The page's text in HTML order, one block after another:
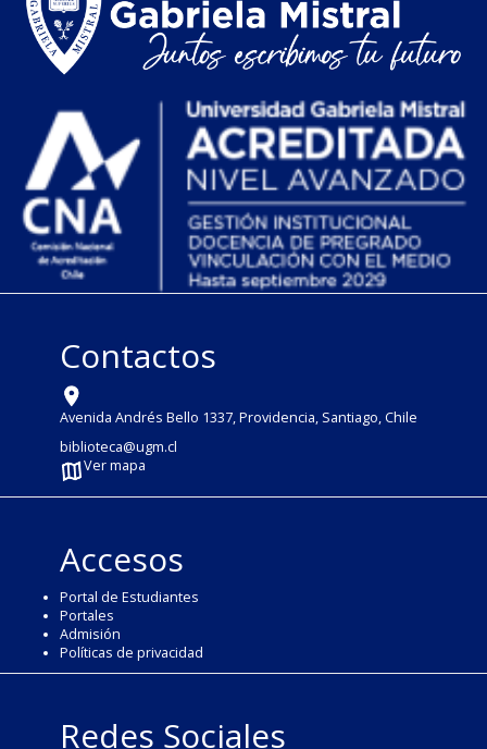
Contactos
Avenida Andrés Bello 1337, Providencia, Santiago, Chile
biblioteca@ugm.cl
Ver mapa
Accesos
Portal de Estudiantes
Portales
Admisión
Políticas de privacidad
Redes Sociales